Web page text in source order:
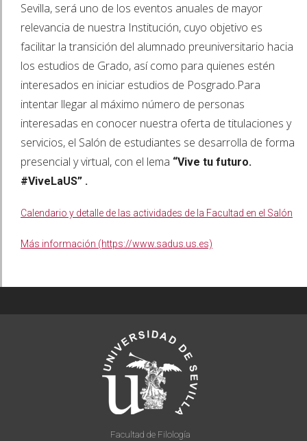
Sevilla, será uno de los eventos anuales de mayor
relevancia de nuestra Institución, cuyo objetivo es
facilitar la transición del alumnado preuniversitario hacia
los estudios de Grado, así como para quienes estén
interesados en iniciar estudios de Posgrado.Para
intentar llegar al máximo número de personas
interesadas en conocer nuestra oferta de titulaciones y
servicios, el Salón de estudiantes se desarrolla de forma
presencial y virtual, con el lema “Vive tu futuro.
#ViveLaUS” .
Calendario y detalle de las actividades de la Facultad en el Salón
Más información (https://www.sadus.us.es)
Facultad de Filología